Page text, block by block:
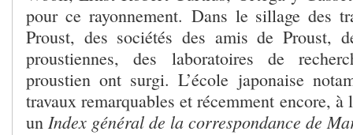
pour ce rayonnement. Dans le sillage des
Proust, des sociétés des amis de Proust,
proustiennes, des laboratoires de
proustien ont surgi. L’école japonaise
travaux remarquables et récemment encore, à
un Index général de la correspondance de